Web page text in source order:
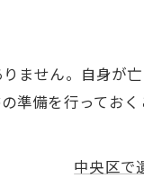
ません。自身が
準備を行ってお
中央区で